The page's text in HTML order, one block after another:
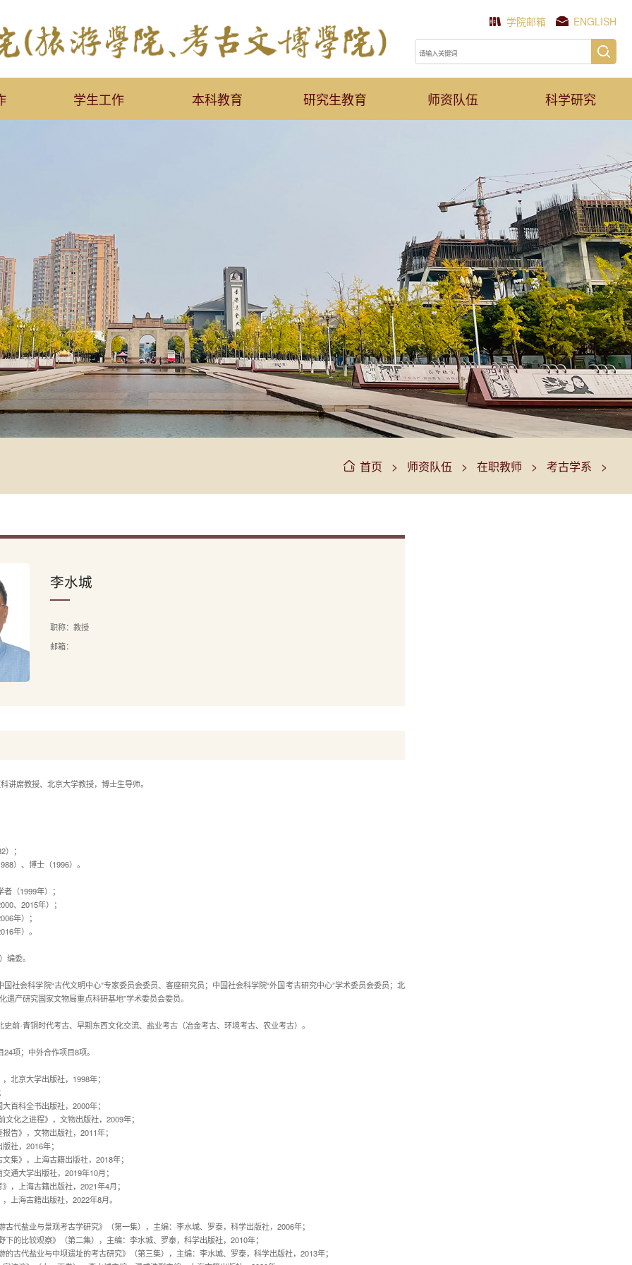
学院邮箱 ENGLISH
学生工作 本科教育 研究生教育 师资队伍 科学研究
首页 > 师资队伍 > 在职教师 > 考古学系 >
李水城
职称：教授
邮箱：
讲席教授、北京大学教授，博士生导师。
；
）、博士（1996）。
（1999年）；
、2015年）；
年）；
年）。
编委。
社会科学院“古代文明中心”专家委员会委员、客座研究员；中国社会科学院“外国考古研究中心”学术委员会委员；北
遗产研究国家文物局重点科研基地”学术委员会委员。
前-青铜时代考古、早期东西文化交流、盐业考古（冶金考古、环境考古、农业考古）。
项；中外合作项目8项。
北京大学出版社，1998年；
百科全书出版社，2000年；
化之进程》，文物出版社，2009年；
告》，文物出版社，2011年；
社，2016年；
集》，上海古籍出版社，2018年；
通大学出版社，2019年10月；
，上海古籍出版社，2021年4月；
上海古籍出版社，2022年8月。
古代盐业与景观考古学研究》（第一集），主编：李水城、罗泰，科学出版社，2006年；
下的比较观察》（第二集），主编：李水城、罗泰，科学出版社，2010年；
的古代盐业与中坝遗址的考古研究》（第三集），主编：李水城、罗泰，科学出版社，2013年；